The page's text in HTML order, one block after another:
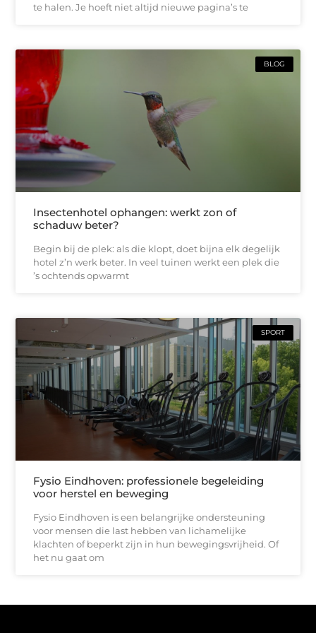
te halen. Je hoeft niet altijd nieuwe pagina’s te
BLOG
Insectenhotel ophangen: werkt zon of
schaduw beter?
Begin bij de plek: als die klopt, doet bijna elk degelijk
hotel z’n werk beter. In veel tuinen werkt een plek die
’s ochtends opwarmt
SPORT
Fysio Eindhoven: professionele begeleiding
voor herstel en beweging
Fysio Eindhoven is een belangrijke ondersteuning
voor mensen die last hebben van lichamelijke
klachten of beperkt zijn in hun bewegingsvrijheid. Of
het nu gaat om